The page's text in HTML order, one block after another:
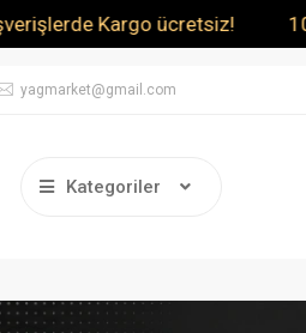
1000₺ Üzeri
yagmarket@gmail.com
Kategoriler